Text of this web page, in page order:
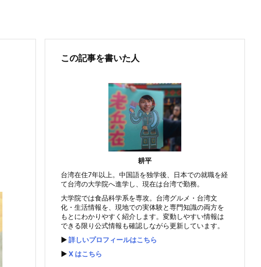
この記事を書いた人
耕平
台湾在住7年以上。中国語を独学後、日本での就職を経
て台湾の大学院へ進学し、現在は台湾で勤務。
大学院では食品科学系を専攻。台湾グルメ・台湾文
化・生活情報を、現地での実体験と専門知識の両方を
もとにわかりやすく紹介します。変動しやすい情報は
できる限り公式情報も確認しながら更新しています。
▶️詳しいプロフィールはこちら
▶️X はこちら